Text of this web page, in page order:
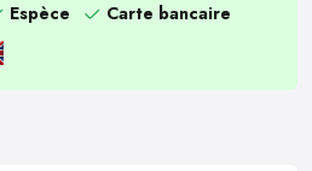
Espèce
Carte bancaire